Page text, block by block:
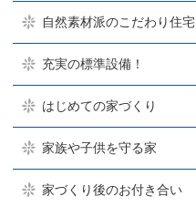
自然素材派のこだわり住宅
充実の標準設備！
はじめての家づくり
家族や子供を守る家
家づくり後のお付き合い